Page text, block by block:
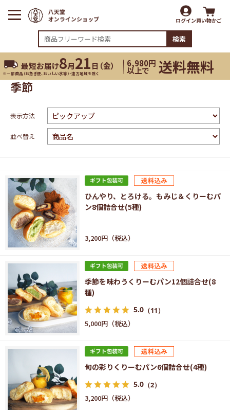
ログイン買い物かご
検索
最短お届け8月21日（金）
※一部商品（お急ぎ便、おいしい水等）・遠方地域を除く
6,980円
以上で 送料無料
季節
表示方法
並べ替え
ひんやり、とろける。もみじ＆くりーむパ
ン8個詰合せ(5種)
3,200円
季節を味わうくりーむパン12個詰合せ(8
種)
5.0 （11）
5,000円
旬の彩りくりーむパン6個詰合せ(4種)
5.0 （2）
3,200円